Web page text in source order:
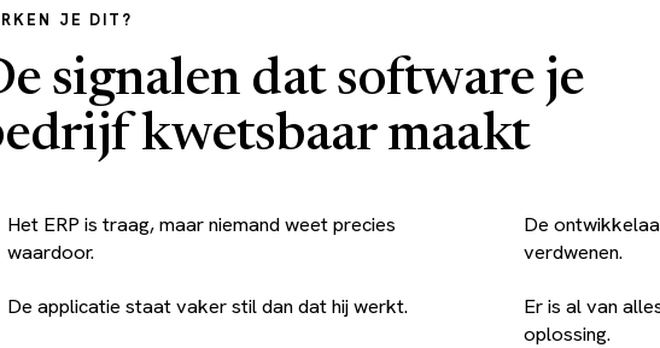
JE DIT?
signalen dat software je
kwetsbaar maakt
Het ERP is traag, maar niemand weet precies
waardoor.
De
verdwenen.
De applicatie staat vaker stil dan dat hij werkt.
Er is al van
oplossing.